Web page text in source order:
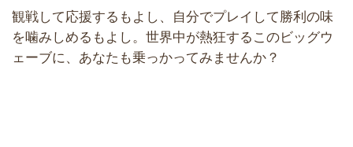
観戦して応援するもよし、自分でプレイして勝利の味
を噛みしめるもよし。世界中が熱狂するこのビッグウ
ェーブに、あなたも乗っかってみませんか？